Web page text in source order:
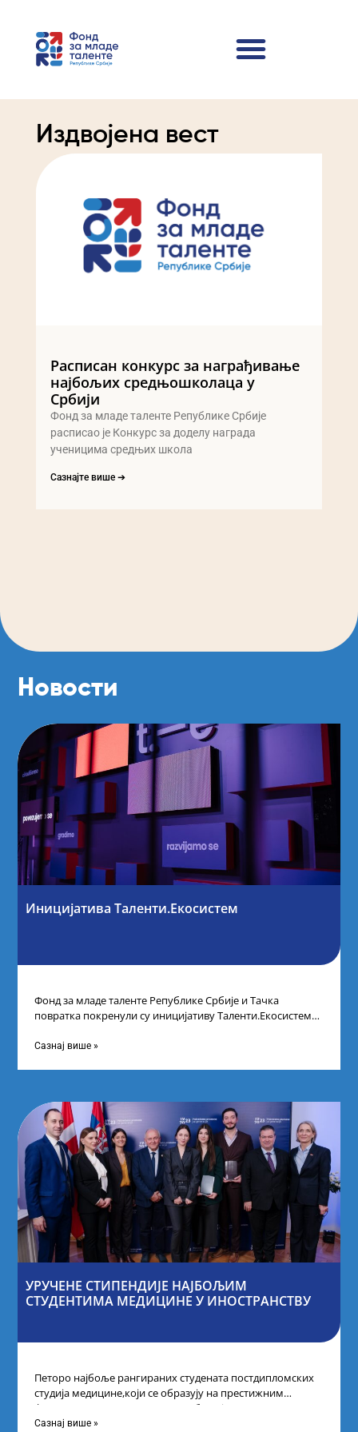
Издвојена вест
Расписан конкурс за награђивање
најбољих средњошколаца у
Србији
Фонд за младе таленте Републике Србије
расписао је Конкурс за доделу награда
ученицима средњих школа
Сазнајте више ➔
Новости
Иницијатива Таленти.Екосистем
Фонд за младе таленте Републике Србије и Тачка
повратка покренули су иницијативу Таленти.Екосистем.
Сазнај више »
УРУЧЕНЕ СТИПЕНДИЈЕ НАЈБОЉИМ
СТУДЕНТИМА МЕДИЦИНЕ У ИНОСТРАНСТВУ
Петоро најбоље рангираних студената постдипломских
студија медицине,који се образују на престижним
факултетима у иностранству, добило је
додатнестипендије од по 10.000
Сазнај више »